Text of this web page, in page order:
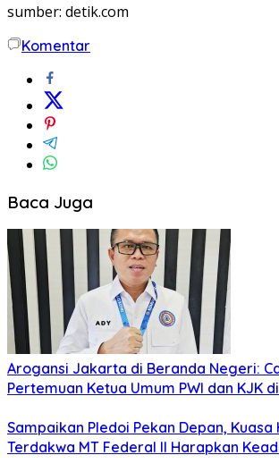
sumber: detik.com
Komentar
Baca Juga
Arogansi Jakarta di Beranda Negeri:
Pertemuan Ketua Umum PWI dan KJK
Sampaikan Pledoi Pekan Depan, Kuasa
Terdakwa MT Federal II Harapkan